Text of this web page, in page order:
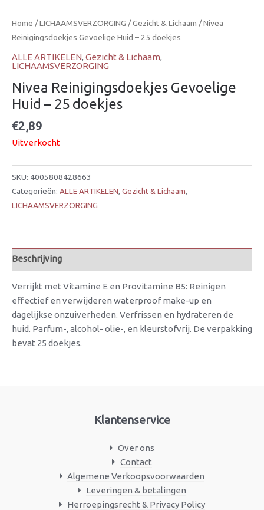
Home /LICHAAMSVERZORGING /Gezicht & Lichaam / Nivea
Reinigingsdoekjes Gevoelige Huid – 25 doekjes
ALLE ARTIKELEN, Gezicht & Lichaam,
LICHAAMSVERZORGING
Nivea Reinigingsdoekjes Gevoelige
Huid – 25 doekjes
€2,89
Uitverkocht
SKU: 4005808428663
Categorieën: ALLE ARTIKELEN, Gezicht & Lichaam,
LICHAAMSVERZORGING
Beschrijving
Verrijkt met Vitamine E en Provitamine B5: Reinigen
effectief en verwijderen waterproof make-up en
dagelijkse onzuiverheden. Verfrissen en hydrateren de
huid. Parfum-, alcohol- olie-, en kleurstofvrij. De verpakking
bevat 25 doekjes.
Klantenservice
Over ons
Contact
Algemene Verkoopsvoorwaarden
Leveringen & betalingen
Herroepingsrecht & Privacy Policy